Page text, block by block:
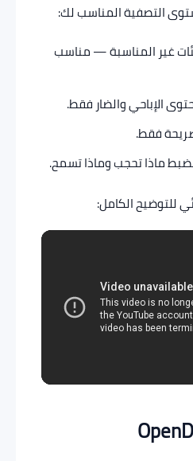
التصفية المناسب لك:
غير المناسبة — مناسب
الإباحي والضار فقط.
فقط.
ماذا تحجب وماذا تسمح.
للتوضيح الكامل: